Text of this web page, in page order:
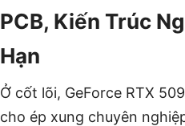
PCB, Kiến Trúc
Hạn
Ở cốt lõi, GeForce RTX
cho ép xung chuyên